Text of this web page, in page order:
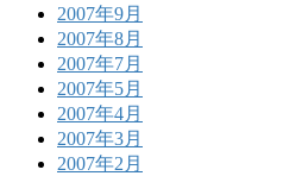
2007年9月
2007年8月
2007年7月
2007年5月
2007年4月
2007年3月
2007年2月